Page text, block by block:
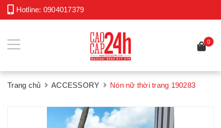
Hotline: 0904017379
0
Trang chủ ACCESSORY Nón nữ thời trang 190283